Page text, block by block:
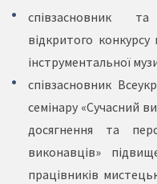
співзасновник
відкритого конкурсу
інструментальної
співзасновник
семінару «Сучасний
досягнення та
виконавців»
працівників